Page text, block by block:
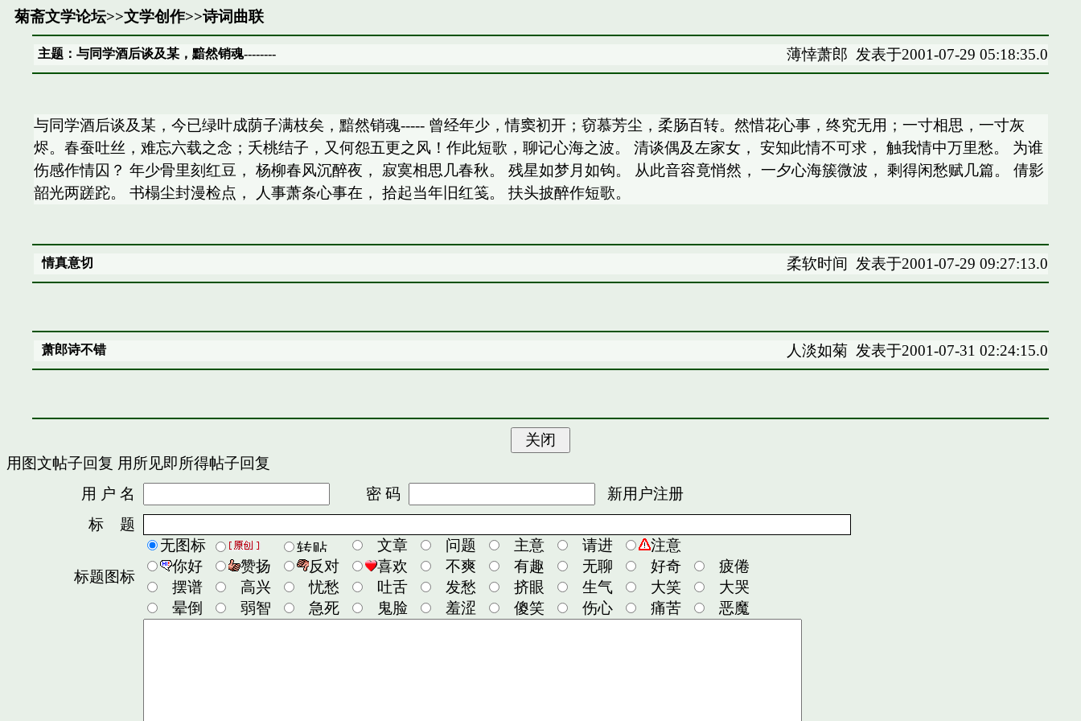
菊斋文学论坛>>文学创作>>诗词曲联
主题：与同学酒后谈及某，黯然销魂-------- 薄悻萧郎 发表于2001-07-29 05:18:35.0
与同学酒后谈及某，今已绿叶成荫子满枝矣，黯然销魂----- 曾经年少，情窦初开；窃慕芳尘，柔肠百转。然惜花心事，终究无用；一寸相思，一寸灰
烬。春蚕吐丝，难忘六载之念；夭桃结子，又何怨五更之风！作此短歌，聊记心海之波。 清谈偶及左家女， 安知此情不可求， 触我情中万里愁。 为谁
伤感作情囚？ 年少骨里刻红豆， 杨柳春风沉醉夜， 寂寞相思几春秋。 残星如梦月如钩。 从此音容竟悄然， 一夕心海簇微波， 剩得闲愁赋几篇。 倩影
韶光两蹉跎。 书榻尘封漫检点， 人事萧条心事在， 拾起当年旧红笺。 扶头披醉作短歌。
情真意切 柔软时间 发表于2001-07-29 09:27:13.0
萧郎诗不错 人淡如菊发表于2001-07-31 02:24:15.0
用图文帖子回复 用所见即所得帖子回复
用 户 名
密 码
新用户注册
标 题
标题图标
无图标 文章 问题 主意 请进
注意
你好
赞扬 反对 喜欢 不爽 有趣 无聊 好奇
疲倦
摆谱
高兴 忧愁 吐舌 发愁 挤眼 生气 大笑
大哭
晕倒
弱智 急死 鬼脸 羞涩 傻笑 伤心 痛苦 恶魔